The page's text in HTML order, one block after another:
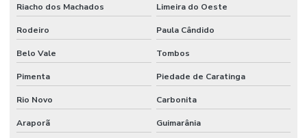
Riacho dos Machados Limeira do Oeste
Rodeiro Paula Cândido
Belo Vale Tombos
Pimenta Piedade de Caratinga
Rio Novo Carbonita
Araporã Guimarânia